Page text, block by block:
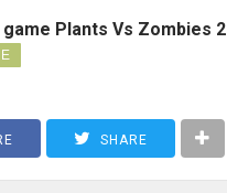
game Plants Vs Zombies 2
SHARE